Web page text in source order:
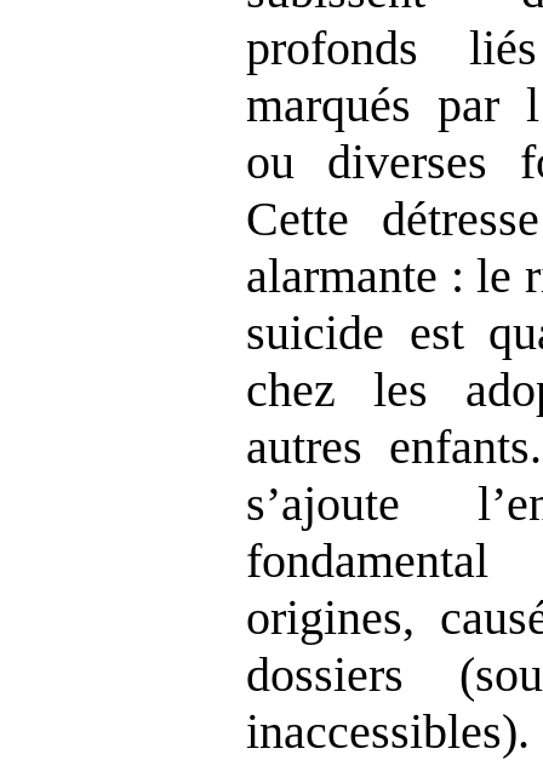
profonds
marqués par
ou diverses
Cette
alarmante : le
suicide est
chez les
autres
s’ajoute
origines,
dossiers
inaccessibles).